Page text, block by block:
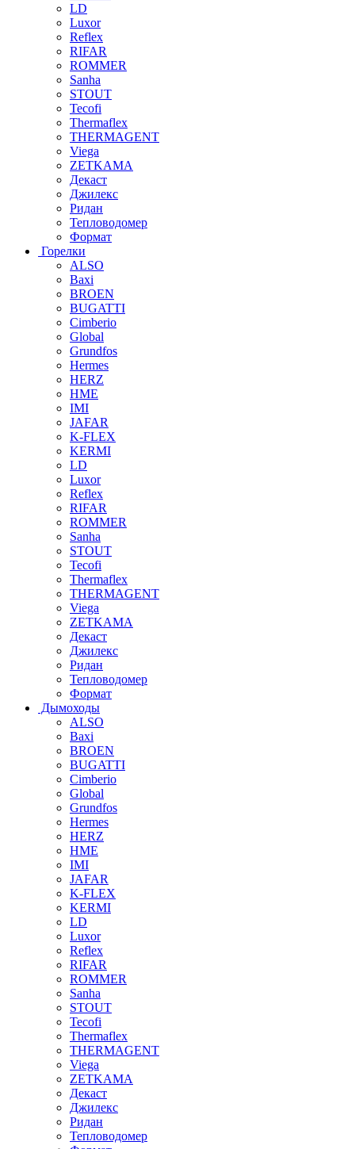
LD
Luxor
Reflex
RIFAR
ROMMER
Sanha
STOUT
Tecofi
Thermaflex
THERMAGENT
Viega
ZETKAMA
Декаст
Джилекс
Ридан
Тепловодомер
Формат
Горелки
ALSO
Baxi
BROEN
BUGATTI
Cimberio
Global
Grundfos
Hermes
HERZ
HME
IMI
JAFAR
K-FLEX
KERMI
LD
Luxor
Reflex
RIFAR
ROMMER
Sanha
STOUT
Tecofi
Thermaflex
THERMAGENT
Viega
ZETKAMA
Декаст
Джилекс
Ридан
Тепловодомер
Формат
Дымоходы
ALSO
Baxi
BROEN
BUGATTI
Cimberio
Global
Grundfos
Hermes
HERZ
HME
IMI
JAFAR
K-FLEX
KERMI
LD
Luxor
Reflex
RIFAR
ROMMER
Sanha
STOUT
Tecofi
Thermaflex
THERMAGENT
Viega
ZETKAMA
Декаст
Джилекс
Ридан
Тепловодомер